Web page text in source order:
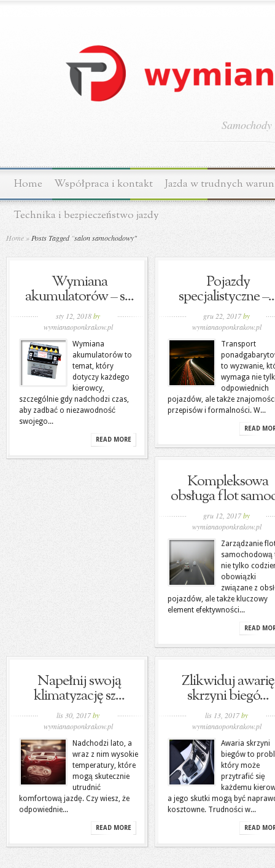
Home Współpraca i kontakt Jazda w trudnych
Technika i bezpieczeństwo jazdy
Home » Posts Tagged "salon samochodowy"
Wymiana
akumulatorów – s...
sty 12, 2018by
wymianaoponkrakow.pl
Wymiana
akumulatorów to
temat, który
dotyczy każdego
kierowcy,
szczególnie gdy nadchodzi czas,
aby zadbać o niezawodność
swojego...
READ MORE
Pojazdy
specjalistyczne
gru 22, 2017by
wymianaoponkrakow.pl
Transport
to wyzwanie,
wymaga nie
odpowiednich
pojazdów, ale także
przepisów i formalności. W...
READ
Kompleksowa
obsługa flot
gru 12, 2017by
wymianaoponkrakow.pl
Zarządzanie
samochodową
nie tylko
obowiązki
związane z
pojazdów, ale także kluczowy
element efektywności...
READ
Napełnij swoją
klimatyzację sz...
lis 30, 2017by
wymianaoponkrakow.pl
Nadchodzi lato, a
wraz z nim wysokie
temperatury, które
mogą skutecznie
utrudnić
komfortową jazdę. Czy wiesz, że
odpowiednie...
READ MORE
Zlikwiduj awarię
skrzyni biegó...
lis 13, 2017by
wymianaoponkrakow.pl
Awaria skrzyni
biegów to
który może
przytrafić się
każdemu
a jego skutki mogą być
kosztowne. Trudności w...
READ